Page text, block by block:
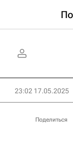
23:02 17.05.2025
Поделиться